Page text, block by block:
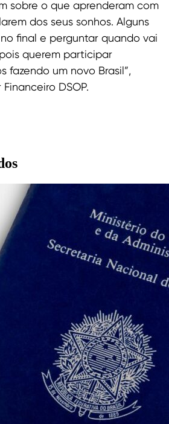
sobre o que aprenderam com
dos seus sonhos. Alguns
final e perguntar quando vai
querem participar
fazendo um novo Brasil”,
DSOP.